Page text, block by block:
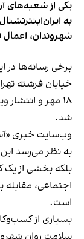
یکی از شعبه‌های
به
شهروندان، اعمال
برخی رسانه‌ها در
۱۸ مهر و
شد.
وب‌سایت خبری
به نظر می‌رسد
بلکه بخشی از یک
اجتماعی، مقابله
است.
بسیاری از